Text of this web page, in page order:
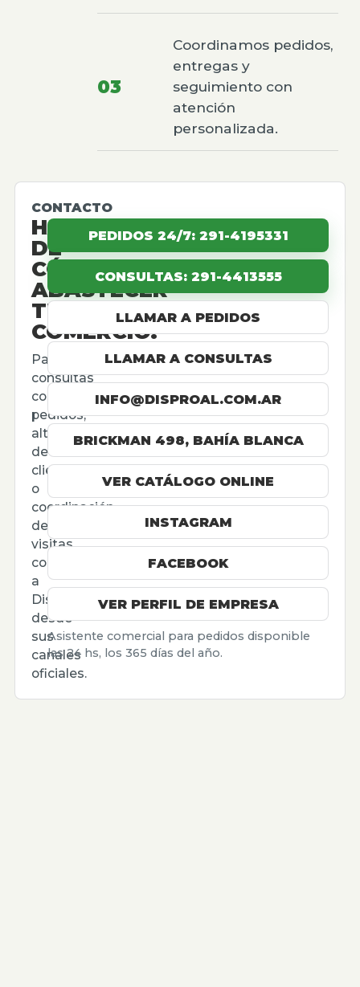
03
Coordinamos pedidos,
entregas y
seguimiento con
atención
personalizada.
CONTACTO
HABLEMOS
DE
CÓMO
ABASTECER
TU
COMERCIO.
Para
consultas
comerciales,
pedidos,
altas
de
cliente
o
coordinación
de
visitas,
contactá
a
Disproal
desde
sus
canales
oficiales.
PEDIDOS 24/7: 291-4195331
CONSULTAS: 291-4413555
LLAMAR A PEDIDOS
LLAMAR A CONSULTAS
INFO@DISPROAL.COM.AR
BRICKMAN 498, BAHÍA BLANCA
VER CATÁLOGO ONLINE
INSTAGRAM
FACEBOOK
VER PERFIL DE EMPRESA
Asistente comercial para pedidos disponible
las 24 hs, los 365 días del año.